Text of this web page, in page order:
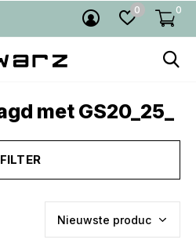
0 0
met GS20_25_
FILTER